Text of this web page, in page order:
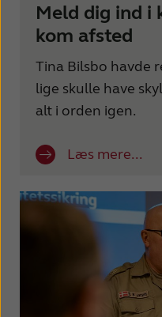
Meld dig ind i
kom afsted
Tina Bilsbo havde
lige skulle have
alt i orden igen.
Læs mere...